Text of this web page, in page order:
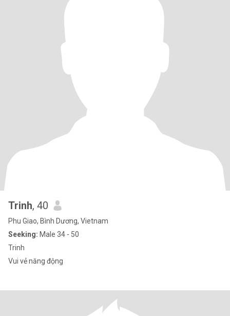
Trinh, 40
Phu Giao, Bình Dương, Vietnam
Seeking: Male 34 - 50
Trinh
Vui vẻ năng động